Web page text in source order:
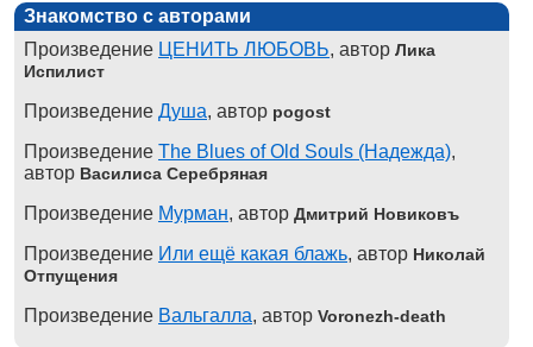
Знакомство с авторами
Произведение ЦЕНИТЬ ЛЮБОВЬ, автор Лика
Испилист
Произведение Душа, автор pogost
Произведение The Blues of Old Souls (Надежда),
автор Василиса Серебряная
Произведение Мурман, автор Дмитрий Новиковъ
Произведение Или ещё какая блажь, автор Николай
Отпущения
Произведение Вальгалла, автор Voronezh-death